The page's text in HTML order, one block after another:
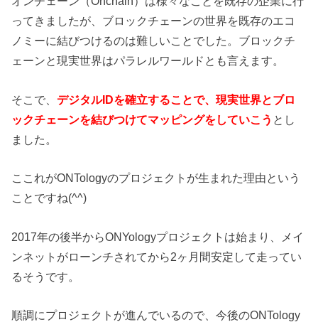
ってきましたが、ブロックチェーンの世界を既存のエコ
ノミーに結びつけるのは難しいことでした。ブロックチ
ェーンと現実世界はパラレルワールドとも言えます。
そこで、デジタルIDを確立することで、現実世界とブロ
ックチェーンを結びつけてマッピングをしていこう とし
ました。
ここれがONTologyのプロジェクトが生まれた理由という
ことですね(^^)
2017年の後半からONYologyプロジェクトは始まり、メイ
ンネットがローンチされてから2ヶ月間安定して走ってい
るそうです。
順調にプロジェクトが進んでいるので、今後のONTology